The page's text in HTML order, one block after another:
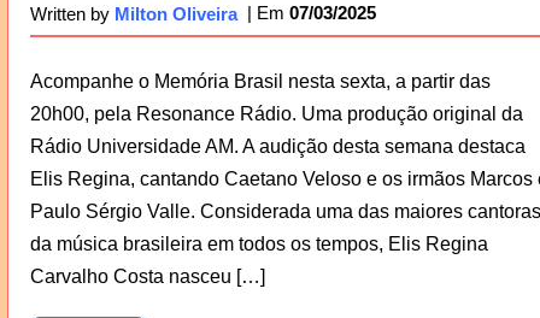
Written by Milton Oliveira 07/03/2025
Acompanhe o Memória Brasil nesta sexta, a partir das
20h00, pela Resonance Rádio. Uma produção original da
Rádio Universidade AM. A audição desta semana destaca
Elis Regina, cantando Caetano Veloso e os irmãos Marcos
Paulo Sérgio Valle. Considerada uma das maiores cantoras
da música brasileira em todos os tempos, Elis Regina
Carvalho Costa nasceu […]